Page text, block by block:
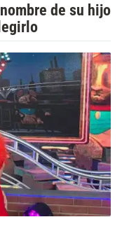
de su hijo